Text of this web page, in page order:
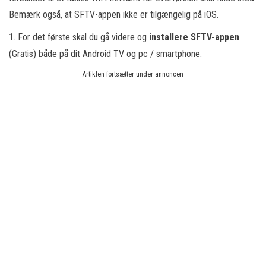
Bemærk også, at SFTV-appen ikke er tilgængelig på iOS.
1. For det første skal du gå videre og installere SFTV-appen
(Gratis) både på dit Android TV og pc / smartphone.
Artiklen fortsætter under annoncen